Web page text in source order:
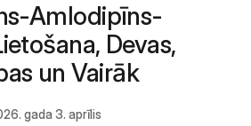
Amlodipīns-
Devas,
un Vairāk
gada 3. aprīlis